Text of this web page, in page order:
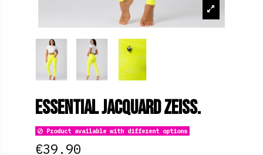
Essential Jacquard Zeiss.
Product available with different options
€39.90